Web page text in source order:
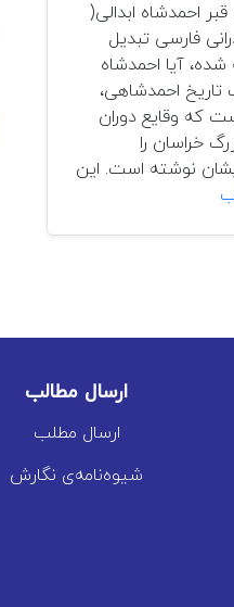
احمدشاه ابدالی(
فارسی تبدیل
آیا احمدشاه
تاریخ احمدشاهی،
که وقایع دوران
خراسان را
نوشته است. این
ارسال مطالب
ارسال مطلب
شیوه‌نامه‌ی نگارش